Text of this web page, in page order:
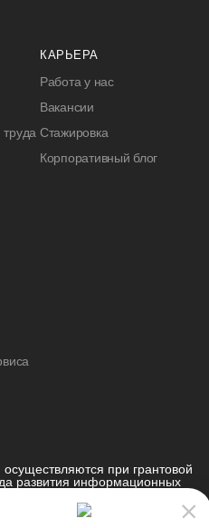
осуществляются при грантовой
развития информационных
КАРЬЕРА
Работа у нас
Вакансии
Стажировка
Корпоративный блог